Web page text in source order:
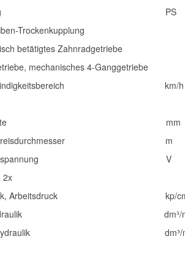
PS
Trockenkupplung
betätigtes Zahnradgetriebe
mechanisches 4-Ganggetriebe
km/h
12,5 –
mm 1350,
m 7,42
V
2x 12 V/
Arbeitsdruck kp/cm³
dm³/min
dm³/min